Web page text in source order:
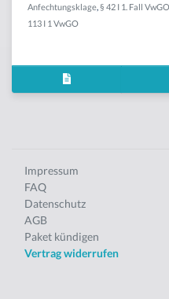
Anfechtungsklage § 42 I 1. Fall VwGO
113 I 1 VwGO
Impressum
FAQ
Datenschutz
AGB
Paket kündigen
Vertrag widerrufen